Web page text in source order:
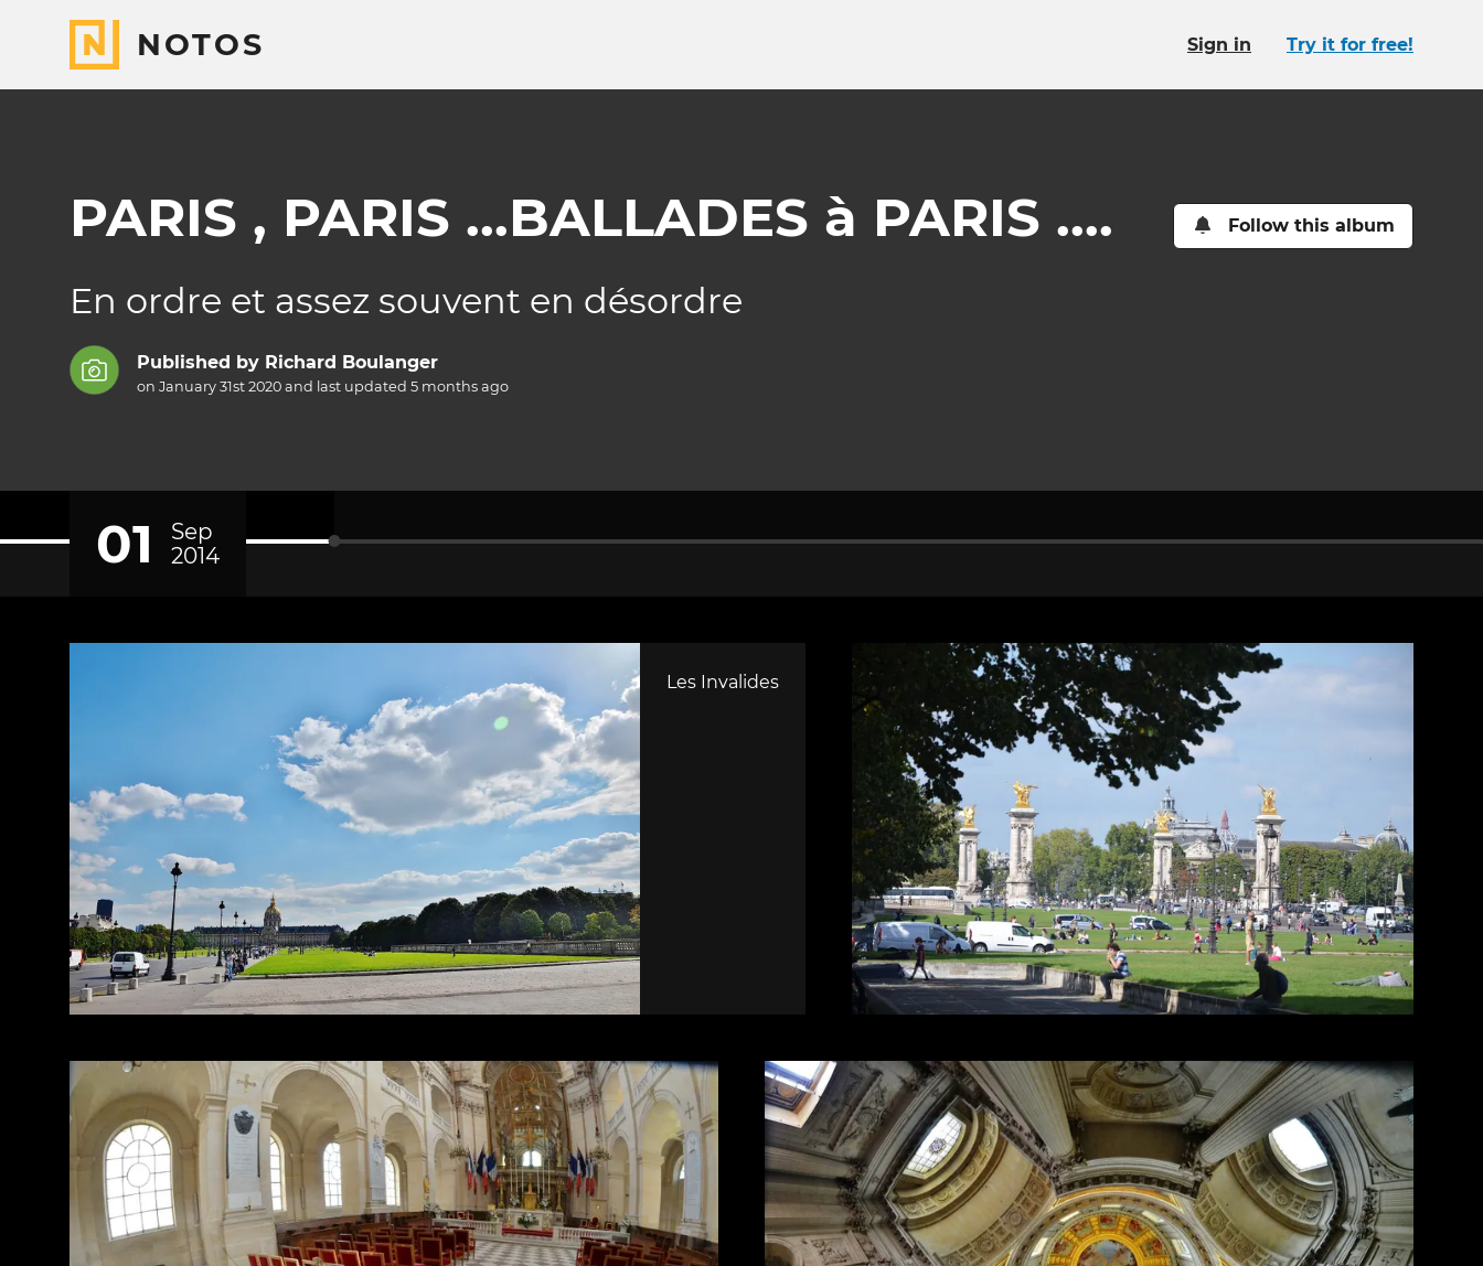
NOTOS Sign in Try it for free!
PARIS , PARIS ...BALLADES à PARIS .... Follow this album
En ordre et assez souvent en désordre
Published by Richard Boulanger
on January 31st 2020 and last updated 5 monthsago
01
Sep
2014
Les Invalides